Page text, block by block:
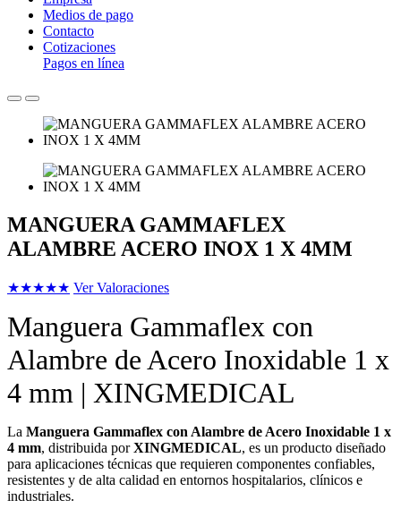
Medios de pago
Contacto
Cotizaciones
Pagos en línea
MANGUERA GAMMAFLEX
ALAMBRE ACERO INOX 1 X 4MM
★★★★★ Ver Valoraciones
Manguera Gammaflex con
Alambre de Acero Inoxidable 1 x
4 mm | XINGMEDICAL
La Manguera Gammaflex con Alambre de Acero Inoxidable 1 x
4 mm, distribuida porXINGMEDICAL, es un producto diseñado
para aplicaciones técnicas que requieren componentes confiables,
resistentes y de alta calidad en entornos hospitalarios, clínicos e
industriales.